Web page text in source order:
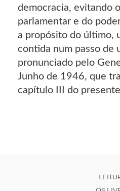
democracia, evitando
parlamentar e do
a propósito do último,
contida num passo de
pronunciado pelo
Junho de 1946, que
capítulo III do